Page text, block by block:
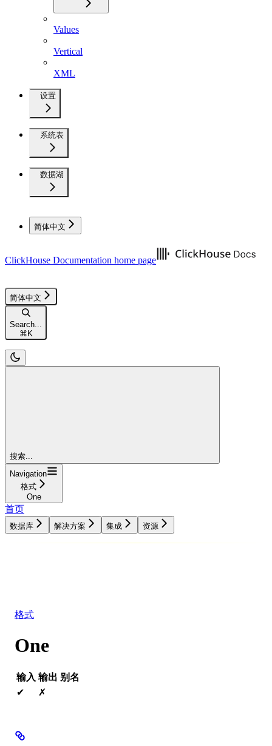
Values
Vertical
XML
设置
系统表
数据湖
简体中文
ClickHouse Documentation home page
简体中文
Search...
⌘K
搜索...
Navigation
格式
One
首页
数据库 解决方案 集成 资源
格式
One
输入 输出 别名
✔
✗